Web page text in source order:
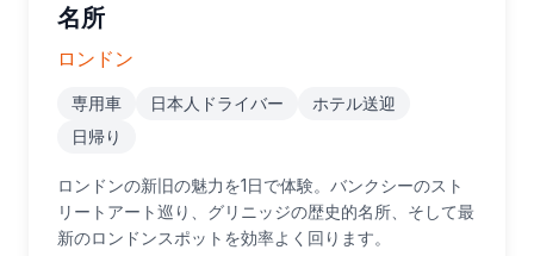
名所
ロンドン
専用車 日本人ドライバー
ホテル送迎
日帰り
ロンドンの新旧の魅力を1日で体験。バンクシーのスト
リートアート巡り、グリニッジの歴史的名所、そして最
新のロンドンスポットを効率よく回ります。